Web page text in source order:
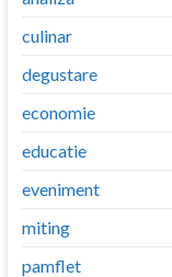
culinar
degustare
economie
educatie
eveniment
miting
pamflet